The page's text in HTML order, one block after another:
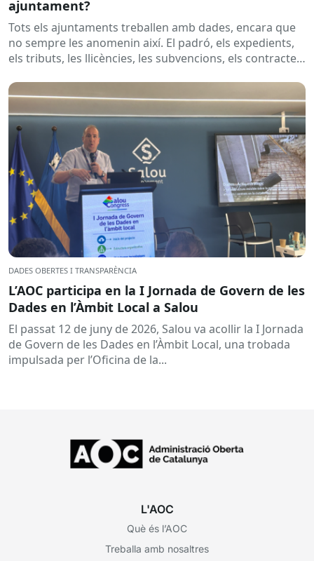
ajuntament?
Tots els ajuntaments treballen amb dades, encara que
no sempre les anomenin així. El padró, els expedients,
els tributs, les llicències, les subvencions, els contractes,
DADES OBERTES I TRANSPARÈNCIA
L’AOC participa en la I Jornada de Govern de les
Dades en l’Àmbit Local a Salou
El passat 12 de juny de 2026, Salou va acollir la I Jornada
de Govern de les Dades en l’Àmbit Local, una trobada
impulsada per l’Oficina de la...
L'AOC
Què és l’AOC
Treballa amb nosaltres